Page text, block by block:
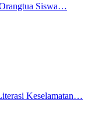
Siswa…
Keselamatan…